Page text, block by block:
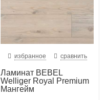
избранное сравнить
Ламинат BEBEL
Welliger Royal Premium
Мангейм